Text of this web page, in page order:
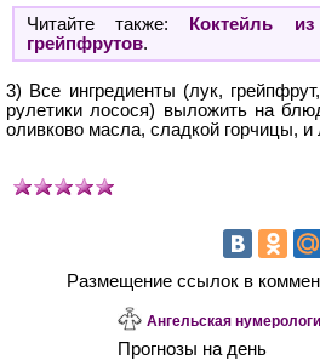
Читайте также:
Коктейль
грейпфрутов.
3) Все ингредиенты (лук,
рулетики лосося) выложить на
оливково масла, сладкой горчицы, и
Размещение ссылок в
Ангельская
Прогнозы на день